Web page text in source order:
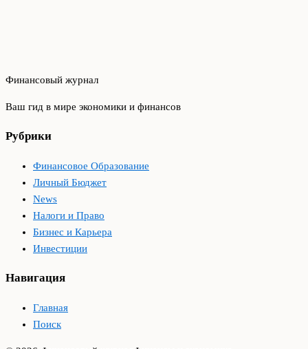
Финансовый журнал
Ваш гид в мире экономики и финансов
Рубрики
Финансовое Образование
Личный Бюджет
News
Налоги и Право
Бизнес и Карьера
Инвестиции
Навигация
Главная
Поиск